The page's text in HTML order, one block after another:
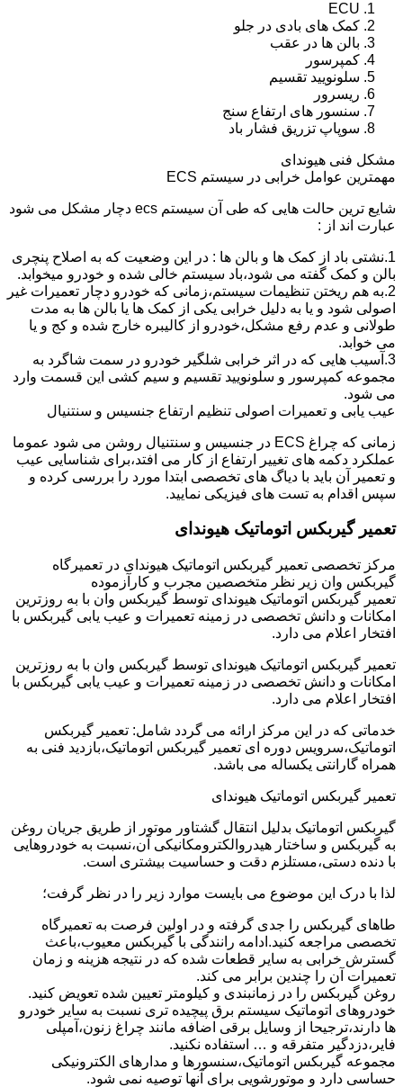
ECU
کمک های بادی در جلو
بالن ها در عقب
کمپرسور
سلونویید تقسیم
ریسرور
سنسور های ارتفاع سنج
سوپاپ تزریق فشار باد
مشکل فنی هیوندای
مهمترین عوامل خرابی در سیستم ECS
شایع ترین حالت هایی که طی آن سیستم ecs دچار مشکل می شود
عبارت اند از :
1.نشتی باد از کمک ها و بالن ها : در این وضعیت که به اصلاح پنچری
بالن و کمک گفته می شود،باد سیستم خالی شده و خودرو میخوابد.
2.به هم ریختن تنظیمات سیستم،زمانی که خودرو دچار تعمیرات غیر
اصولی شود و یا به دلیل خرابی یکی از کمک ها یا بالن ها به مدت
طولانی و عدم رفع مشکل،خودرو از کالیبره خارج شده و کج و یا
می خوابد.
3.آسیب هایی که در اثر خرابی شلگیر خودرو در سمت شاگرد به
مجموعه کمپرسور و سلونویید تقسیم و سیم کشی این قسمت وارد
می شود.
عیب یابی و تعمیرات اصولی تنظیم ارتفاع جنسیس و سنتنیال
زمانی که چراغ ECS در جنسیس و سنتنیال روشن می شود عموما
عملکرد دکمه های تغییر ارتفاع از کار می افتد،برای شناسایی عیب
و تعمیر آن باید با دیاگ های تخصصی ابتدا مورد را بررسی کرده و
سپس اقدام به تست های فیزیکی نمایید.
تعمیر گیربکس اتوماتیک هیوندای
مرکز تخصصی تعمیر گیربکس اتوماتیک هیوندای در تعمیرگاه
گیربکس وان زیر نظر متخصصین مجرب و کارآزموده
تعمیر گیربکس اتوماتیک هیوندای توسط گیربکس وان با به روزترین
امکانات و دانش تخصصی در زمینه تعمیرات و عیب یابی گیربکس با
افتخار اعلام می دارد.
تعمیر گیربکس اتوماتیک هیوندای توسط گیربکس وان با به روزترین
امکانات و دانش تخصصی در زمینه تعمیرات و عیب یابی گیربکس با
افتخار اعلام می دارد.
خدماتی که در این مرکز ارائه می گردد شامل: تعمیر گیربکس
اتوماتیک،سرویس دوره ای تعمیر گیربکس اتوماتیک،بازدید فنی به
همراه گارانتی یکساله می باشد.
تعمیر گیربکس اتوماتیک هیوندای
گیربکس اتوماتیک بدلیل انتقال گشتاور موتور از طریق جریان روغن
به گیربکس و ساختار هیدروالکترومکانیکی آن،نسبت به خودروهایی
با دنده دستی،مستلزم دقت و حساسیت بیشتری است.
لذا با درک این موضوع می بایست موارد زیر را در نظر گرفت؛
طاهای گیربکس را جدی گرفته و در اولین فرصت به تعمیرگاه
تخصصی مراجعه کنید.ادامه رانندگی با گیربکس معیوب،باعث
گسترش خرابی به سایر قطعات شده که در نتیجه هزینه و زمان
تعمیرات آن را چندین برابر می کند.
روغن گیربکس را در زمانبندی و کیلومتر تعیین شده تعویض کنید.
خودروهای اتوماتیک سیستم برق پیچیده تری نسبت به سایر خودرو
ها دارند،ترجیحا از وسایل برقی اضافه مانند چراغ زنون،آمپلی
فایر،دزدگیر متفرقه و … استفاده نکنید.
مجموعه گیربکس اتوماتیک،سنسورها و مدارهای الکترونیکی
حساسی دارد و موتورشویی برای آنها توصیه نمی شود.